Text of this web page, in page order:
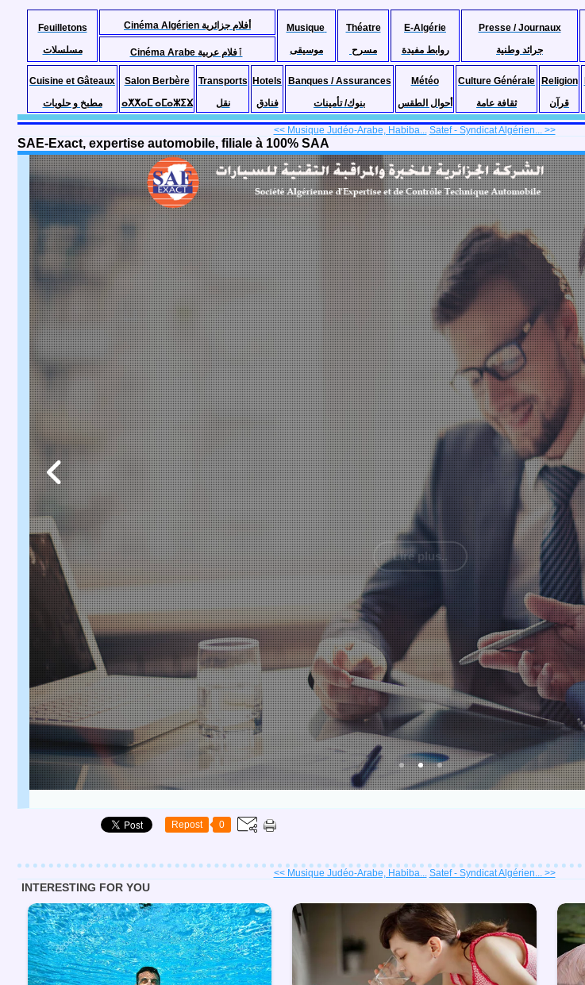
Feuilletons
مسلسلات
Cinéma Algérien أفلام جزائرية
Musique
موسيقى
Théatre
مسرح
E-Algérie
روابط مفيدة
Presse / Journaux
جرائد وطنية
Cinéma Arabe ٱفلام عربية
Cuisine et Gâteaux
مطبخ و حلويات
Salon Berbère
ⴰⵅⵅⴰⵎ ⴰⵎⴰⵣⵉⴴ
Transports
نقل
Hotels
فنادق
Banques / Assurances
بنوك/ تأمينات
Météo
أحوال الطقس
Culture Générale
ثقافة عامة
Religion
قرآن
<< Musique Judéo-Arabe, Habiba... Satef - Syndicat Algérien... >>
SAE-Exact, expertise automobile, filiale à 100% SAA
Repost 0
<< Musique Judéo-Arabe, Habiba... Satef - Syndicat Algérien... >>